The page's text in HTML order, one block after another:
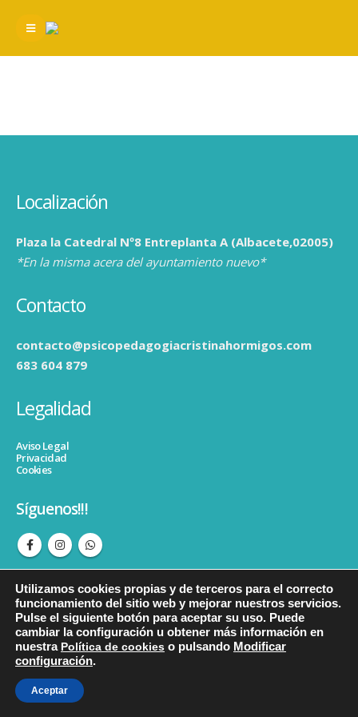
Localización
Plaza la Catedral Nº8 Entreplanta A (Albacete,02005)
*En la misma acera del ayuntamiento nuevo*
Contacto
contacto@psicopedagogiacristinahormigos.com
683 604 879
Legalidad
Aviso Legal
Privacidad
Cookies
Síguenos!!!
© copyright Psicopedagogiacristinahormigos. Todos los derechos
reservados.
Utilizamos cookies propias y de terceros para el correcto
funcionamiento del sitio web y mejorar nuestros servicios.
Pulse el siguiente botón para aceptar su uso. Puede
cambiar la configuración u obtener más información en
nuestra Política de cookies o pulsando Modificar
configuración.
Aceptar